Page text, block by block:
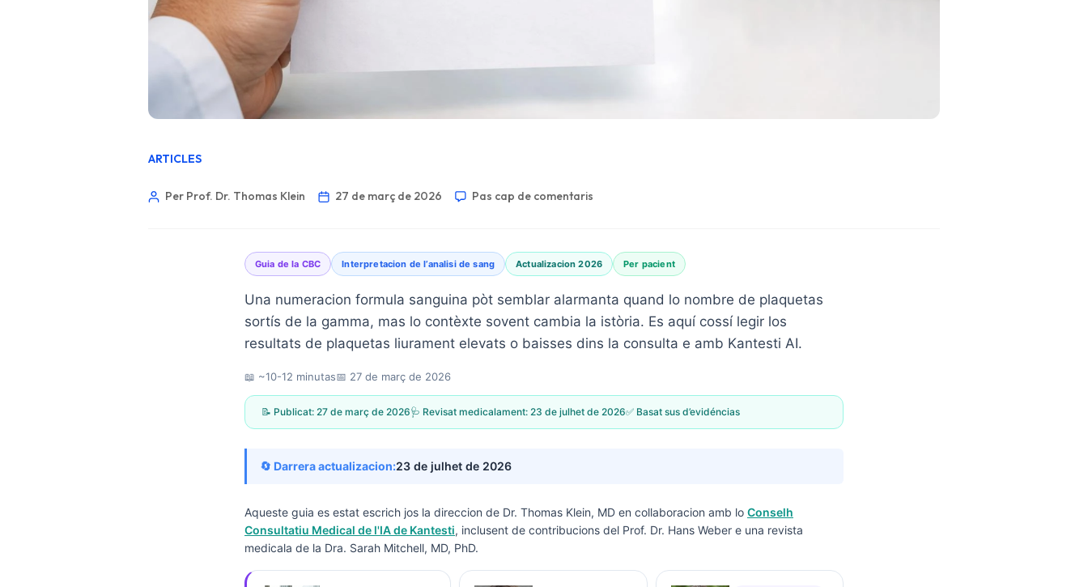
ARTICLES
Per Prof. Dr. Thomas Klein 27 de març de 2026 Pas cap de comentaris
Guia de la CBC Interpretacion de l’analisi de sang Actualizacion 2026 Per pacient
Una numeracion formula sanguina pòt semblar alarmanta quand lo nombre de plaquetas
sortís de la gamma, mas lo contèxte sovent cambia la istòria. Es aquí cossí legir los
resultats de plaquetas liurament elevats o baisses dins la consulta e amb Kantesti AI.
📖 ~10-12 minutas📅 27 de març de 2026
📝 Publicat: 27 de març de 2026🩺 Revisat medicalament: 23 de julhet de 2026✅ Basat sus d’evidéncias
🔄 Darrera actualizacion:23 de julhet de 2026
Aqueste guia es estat escrich jos la direccion de Dr. Thomas Klein, MD en collaboracion amb lo Conselh
Consultatiu Medical de l'IA de Kantesti, inclusent de contribucions del Prof. Dr. Hans Weber e una revista
medicala de la Dra. Sarah Mitchell, MD, PhD.